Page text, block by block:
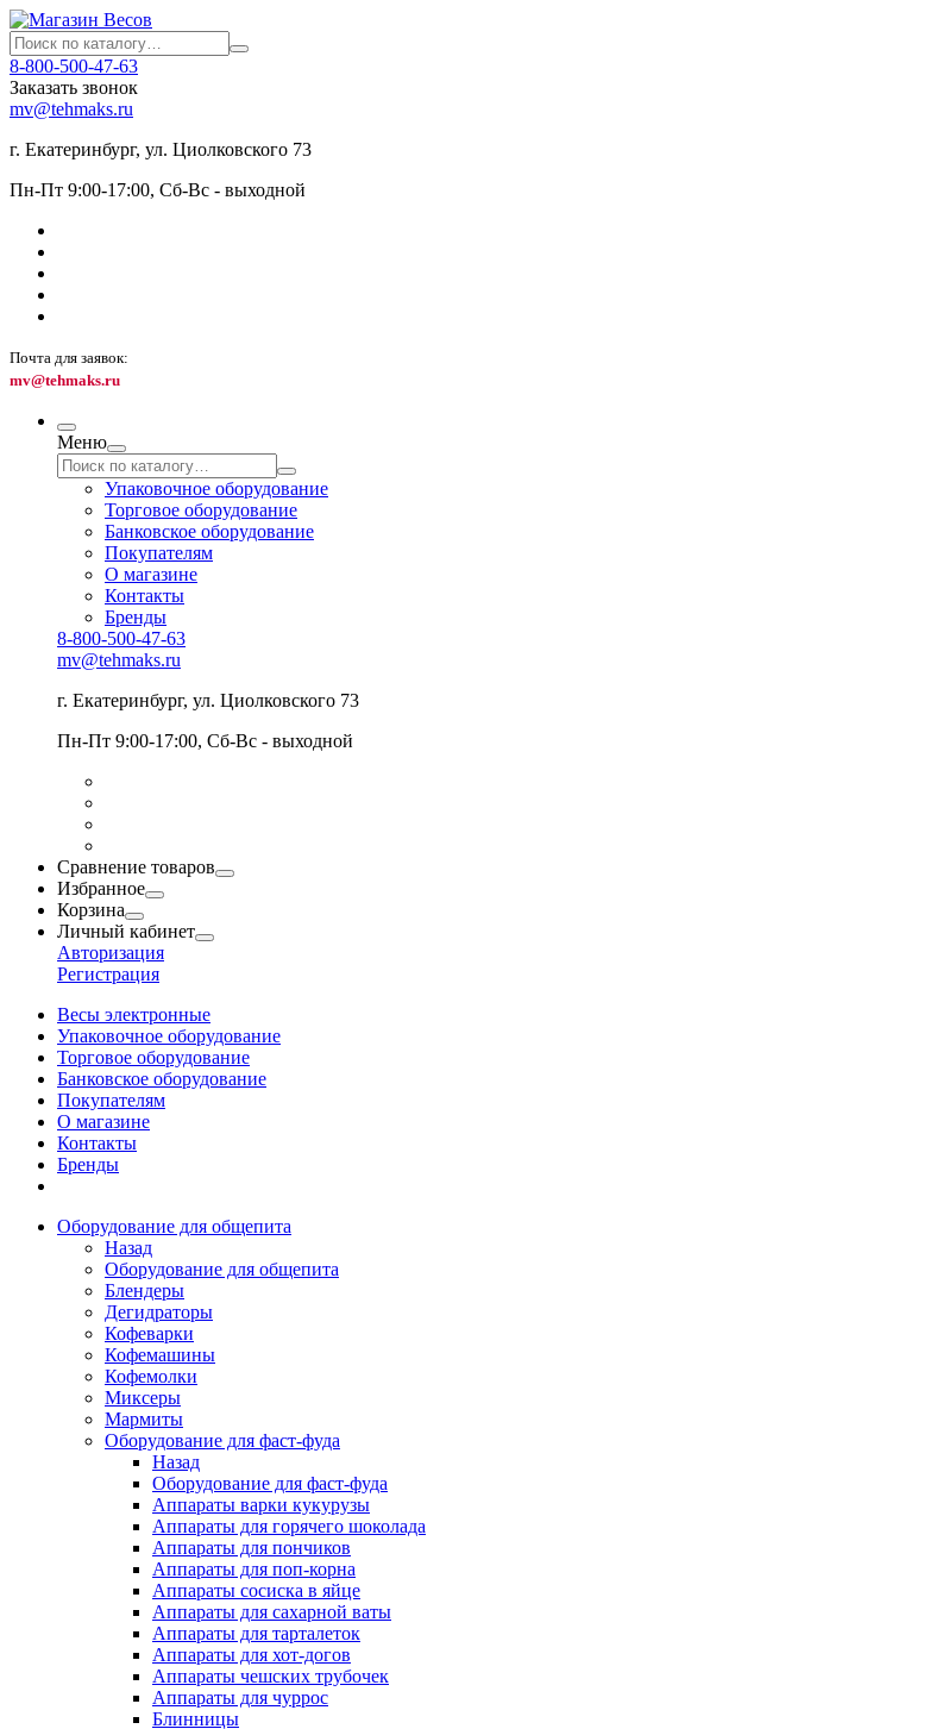
8-800-500-47-63
Заказать звонок
mv@tehmaks.ru
г. Екатеринбург, ул. Циолковского 73
Пн-Пт 9:00-17:00, Сб-Вс - выходной
Почта для заявок:
mv@tehmaks.ru
Меню
Упаковочное оборудование
Торговое оборудование
Банковское оборудование
Покупателям
О магазине
Контакты
Бренды
8-800-500-47-63
mv@tehmaks.ru
г. Екатеринбург, ул. Циолковского 73
Пн-Пт 9:00-17:00, Сб-Вс - выходной
Сравнение товаров
Избранное
Корзина
Личный кабинет
Авторизация
Регистрация
Весы электронные
Упаковочное оборудование
Торговое оборудование
Банковское оборудование
Покупателям
О магазине
Контакты
Бренды
Оборудование для общепита
Назад
Оборудование для общепита
Блендеры
Дегидраторы
Кофеварки
Кофемашины
Кофемолки
Миксеры
Мармиты
Оборудование для фаст-фуда
Назад
Оборудование для фаст-фуда
Аппараты варки кукурузы
Аппараты для горячего шоколада
Аппараты для пончиков
Аппараты для поп-корна
Аппараты сосиска в яйце
Аппараты для сахарной ваты
Аппараты для тарталеток
Аппараты для хот-догов
Аппараты чешских трубочек
Аппараты для чуррос
Блинницы